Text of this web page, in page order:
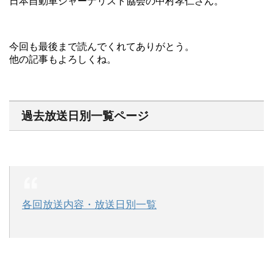
今回も最後まで読んでくれてありがとう。
他の記事もよろしくね。
過去放送日別一覧ページ
各回放送内容・放送日別一覧